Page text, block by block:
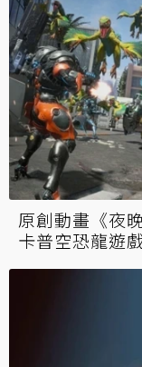
原創動畫《夜
卡普空恐龍遊